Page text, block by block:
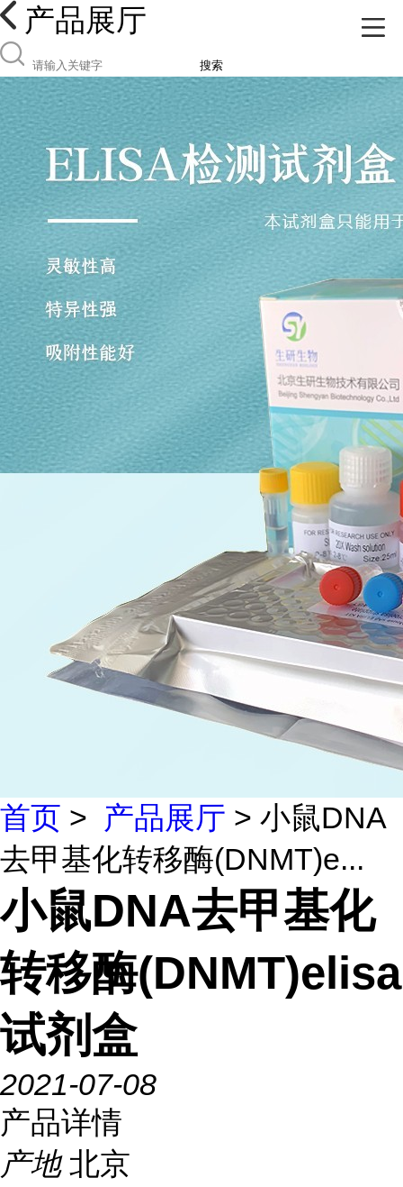
产品展厅
搜索
首页 > 产品展厅 > 小鼠DNA
去甲基化转移酶(DNMT)e...
小鼠DNA去甲基化
转移酶(DNMT)elisa
试剂盒
2021-07-08
产品详情
产地 北京